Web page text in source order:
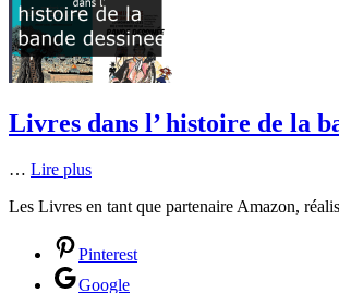
Livres dans l’ histoire de la
… Lire plus
Les Livres en tant que partenaire Amazon,
Pinterest
Google